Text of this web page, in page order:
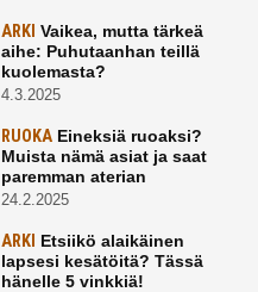
ARKI Vaikea, mutta tärkeä
aihe: Puhutaanhan teillä
kuolemasta?
4.3.2025
RUOKAEineksiä ruoaksi?
Muista nämä asiat ja saat
paremman aterian
24.2.2025
ARKI Etsiikö alaikäinen
lapsesi kesätöitä? Tässä
hänelle 5 vinkkiä!